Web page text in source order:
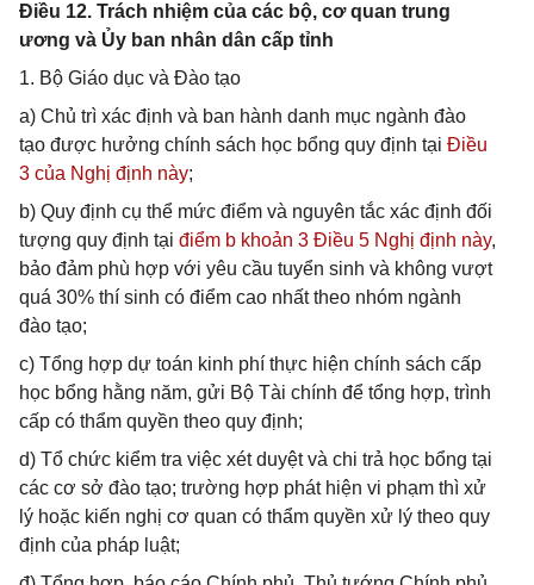
Điều 12. Trách nhiệm của các bộ, cơ quan trung
ương và Ủy ban nhân dân cấp tỉnh
1. Bộ Giáo dục và Đào tạo
a) Chủ trì xác định và ban hành danh mục ngành đào
tạo được hưởng chính sách học bổng quy định tại Điều
3 của Nghị định này;
b) Quy định cụ thể mức điểm và nguyên tắc xác định đối
tượng quy định tại điểm b khoản 3 Điều 5 Nghị định này,
bảo đảm phù hợp với yêu cầu tuyển sinh và không vượt
quá 30% thí sinh có điểm cao nhất theo nhóm ngành
đào tạo;
c) Tổng hợp dự toán kinh phí thực hiện chính sách cấp
học bổng hằng năm, gửi Bộ Tài chính để tổng hợp, trình
cấp có thẩm quyền theo quy định;
d) Tổ chức kiểm tra việc xét duyệt và chi trả học bổng tại
các cơ sở đào tạo; trường hợp phát hiện vi phạm thì xử
lý hoặc kiến nghị cơ quan có thẩm quyền xử lý theo quy
định của pháp luật;